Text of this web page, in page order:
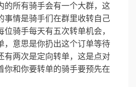
的所有骑手会有一个大群，这
事情是骑手们在群里收转自己
骑手每天有五次转单机会，
，意思是你扔出这个订单等待
有两次是定向转单，这是点对
你和你要转单的骑手要预先在